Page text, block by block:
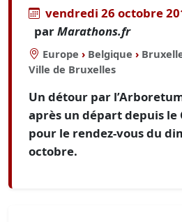
vendredi 26 octobre
parMarathons.fr
Europe › Belgique ›
Ville de Bruxelles
Un détour par
après un départ depuis
pour le rendez-vous du
octobre.